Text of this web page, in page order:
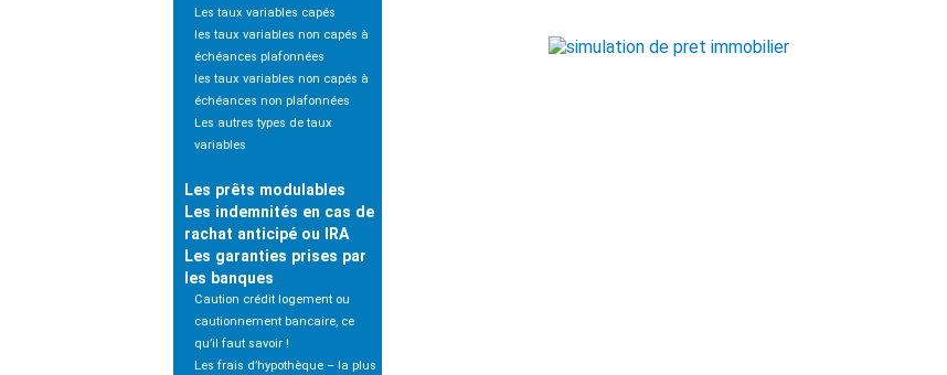
Les taux variables capés
les taux variables non capés à
échéances plafonnées
les taux variables non capés à
échéances non plafonnées
Les autres types de taux
variables
Les prêts modulables
Les indemnités en cas de
rachat anticipé ou IRA
Les garanties prises par
les banques
Caution crédit logement ou
cautionnement bancaire, ce
qu’il faut savoir !
Les frais d’hypothèque – la plus